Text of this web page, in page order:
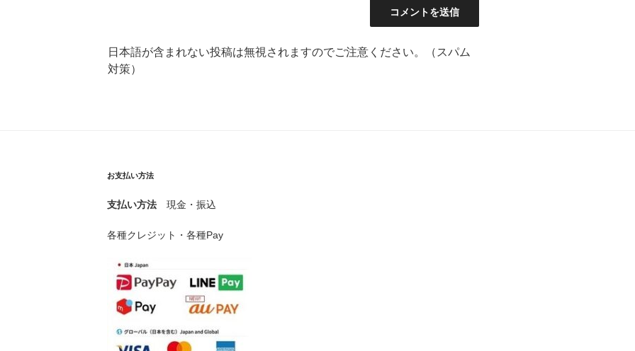
日本語が含まれない投稿は無視されますのでご注意ください。（スパム
対策）
お支払い方法
支払い方法現金・振込
各種クレジット・各種Pay